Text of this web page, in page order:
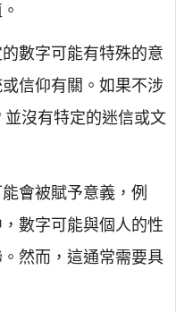
數字可能有特殊的意
信仰有關。如果不涉
沒有特定的迷信或文
會被賦予意義，例
數字可能與個人的性
然而，這通常需要具